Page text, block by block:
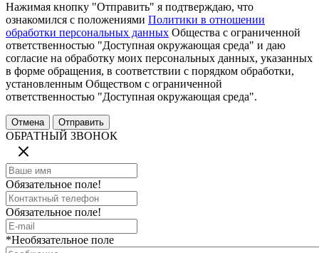
Нажимая кнопку "Отправить" я подтверждаю, что
ознакомился с положениями Политики в отношении
обработки персональных данных Общества с ограниченной
ответственностью "Доступная окружающая среда" и даю
согласие на обработку моих персональных данных, указанных
в форме обращения, в соответствии с порядком обработки,
установленным Обществом с ограниченной
ответственностью "Доступная окружающая среда".
ОБРАТНЫЙ ЗВОНОК
Обязательное поле!
Обязательное поле!
*Необязательное поле